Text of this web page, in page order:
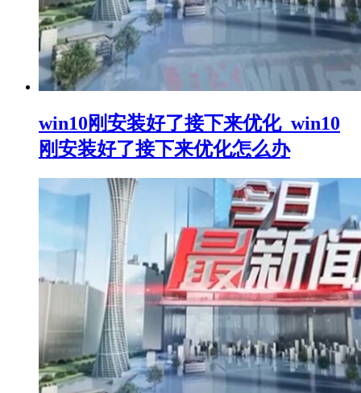
win10刚安装好了接下来优化_win10
刚安装好了接下来优化怎么办